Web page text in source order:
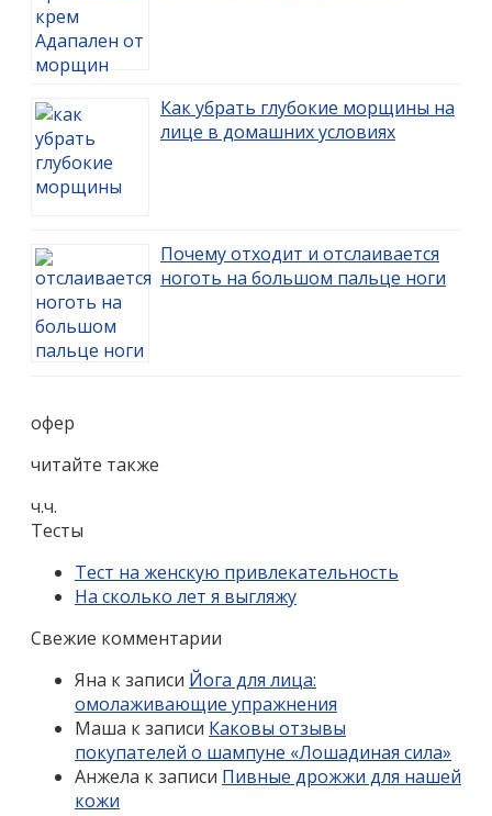
Как убрать глубокие морщины на
лице в домашних условиях
Почему отходит и отслаивается
ноготь на большом пальце ноги
офер
читайте также
ч.ч.
Тесты
Тест на женскую привлекательность
На сколько лет я выгляжу
Свежие комментарии
Яна к записи Йога для лица:
омолаживающие упражнения
Маша к записи Каковы отзывы
покупателей о шампуне «Лошадиная сила»
Анжела к записи Пивные дрожжи для нашей
кожи